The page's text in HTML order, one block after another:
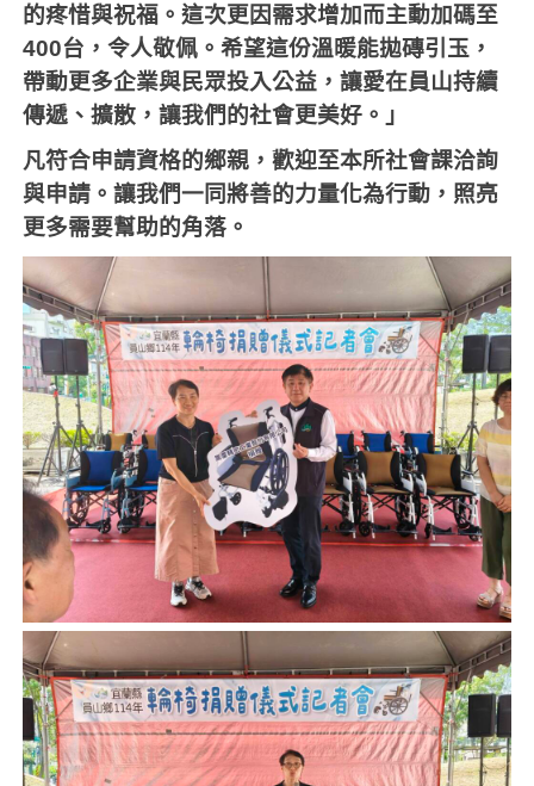
的疼惜與祝福。這次更因需求增加而主動加碼至
400台，令人敬佩。希望這份溫暖能拋磚引玉，
帶動更多企業與民眾投入公益，讓愛在員山持續
傳遞、擴散，讓我們的社會更美好。」
凡符合申請資格的鄉親，歡迎至本所社會課洽詢
與申請。讓我們一同將善的力量化為行動，照亮
更多需要幫助的角落。